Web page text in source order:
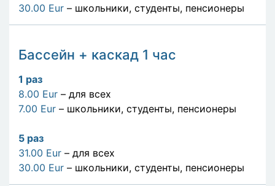
30.00 Eur – школьники, студенты, пенсионеры
Бассейн + каскад 1 час
1 раз
8.00 Eur – для всех
7.00 Eur – школьники, студенты, пенсионеры
5 раз
31.00 Eur – для всех
30.00 Eur – школьники, студенты, пенсионеры